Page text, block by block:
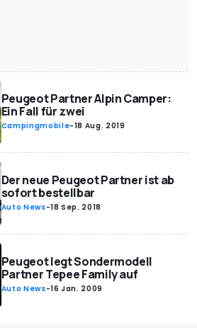
Peugeot Partner Alpin Camper:
Ein Fall für zwei
Campingmobile-18 Aug. 2019
Der neue Peugeot Partner ist ab
sofort bestellbar
Auto News-18 Sep. 2018
Peugeot legt Sondermodell
Partner Tepee Family auf
Auto News-16 Jan. 2009